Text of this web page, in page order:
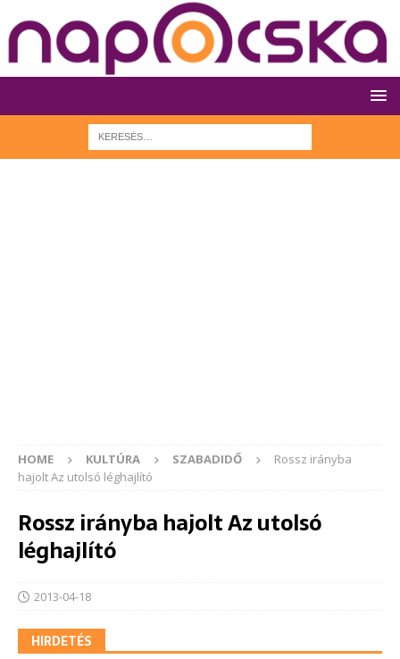
HOME KULTÚRA SZABADIDŐ
Rossz irányba
hajolt Az utolsó léghajlító
Rossz irányba hajolt Az utolsó
léghajlító
2013-04-18
HIRDETÉS